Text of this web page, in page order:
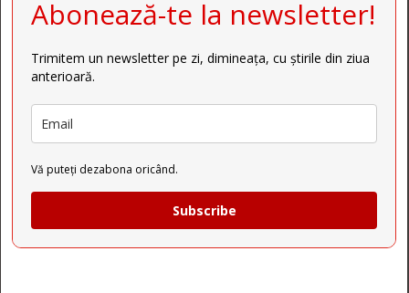
Abonează-te la newsletter!
Trimitem un newsletter pe zi, dimineața, cu știrile din ziua
anterioară.
Vă puteți dezabona oricând.
Subscribe